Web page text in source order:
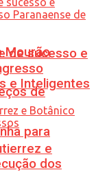
Mourão
de
para
de sucesso e
e Inteligentes
e
dos